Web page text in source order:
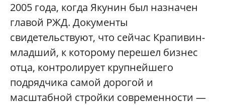
2005 года, когда Якунин был назначен
главой РЖД. Документы
свидетельствуют, что сейчас Крапивин-
младший, к которому перешел бизнес
отца, контролирует крупнейшего
подрядчика самой дорогой и
масштабной стройки современности —